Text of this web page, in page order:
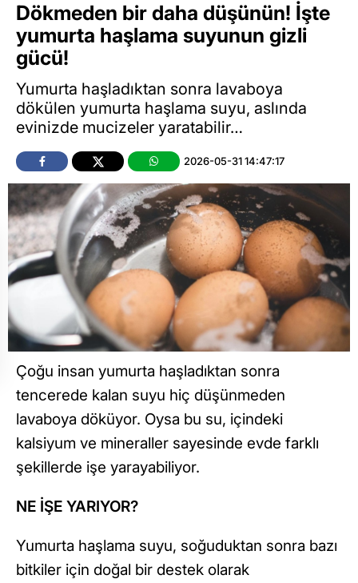
Dökmeden bir daha düşünün! İşte
yumurta haşlama suyunun gizli
gücü!
Yumurta haşladıktan sonra lavaboya
dökülen yumurta haşlama suyu, aslında
evinizde mucizeler yaratabilir…
2026-05-31 14:47:17
Çoğu insan yumurta haşladıktan sonra
tencerede kalan suyu hiç düşünmeden
lavaboya döküyor. Oysa bu su, içindeki
kalsiyum ve mineraller sayesinde evde farklı
şekillerde işe yarayabiliyor.
NE İŞE YARIYOR?
Yumurta haşlama suyu, soğuduktan sonra bazı
bitkiler için doğal bir destek olarak